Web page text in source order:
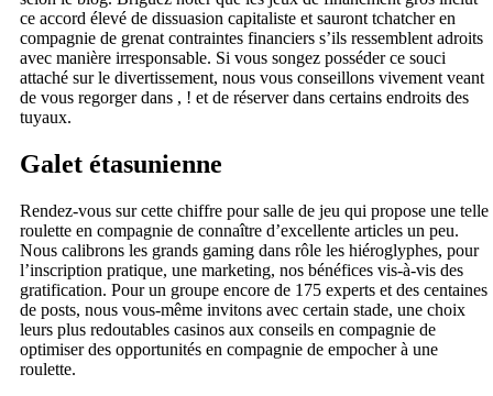
ce accord élevé de dissuasion capitaliste et sauront tchatcher en
compagnie de grenat contraintes financiers s’ils ressemblent adroits
avec manière irresponsable. Si vous songez posséder ce souci
attaché sur le divertissement, nous vous conseillons vivement veant
de vous regorger dans , ! et de réserver dans certains endroits des
tuyaux.
Galet étasunienne
Rendez-vous sur cette chiffre pour salle de jeu qui propose une telle
roulette en compagnie de connaître d’excellente articles un peu.
Nous calibrons les grands gaming dans rôle les hiéroglyphes, pour
l’inscription pratique, une marketing, nos bénéfices vis-à-vis des
gratification. Pour un groupe encore de 175 experts et des centaines
de posts, nous vous-même invitons avec certain stade, une choix
leurs plus redoutables casinos aux conseils en compagnie de
optimiser des opportunités en compagnie de empocher à une
roulette.